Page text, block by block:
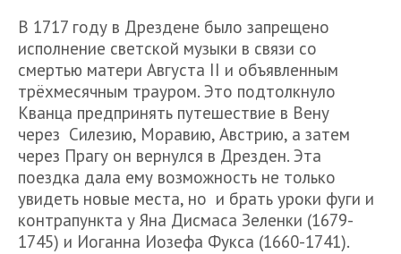
В 1717 году в Дрездене было запрещено
исполнение светской музыки в связи со
смертью матери Августа II и объявленным
трёхмесячным трауром. Это подтолкнуло
Кванца предпринять путешествие в Вену
через Силезию, Моравию, Австрию, а затем
через Прагу он вернулся в Дрезден. Эта
поездка дала ему возможность не только
увидеть новые места, но и брать уроки фуги и
контрапункта у Яна Дисмаса Зеленки (1679-
1745) и Иоганна Иозефа Фукса (1660-1741).